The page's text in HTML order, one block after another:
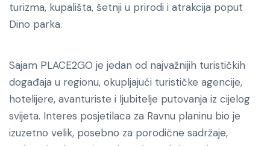
turizma, kupališta, šetnji u prirodi i atrakcija poput
Dino parka.
Sajam PLACE2GO je jedan od najvažnijih turističkih
događaja u regionu, okupljajući turističke agencije,
hotelijere, avanturiste i ljubitelje putovanja iz cijelog
svijeta. Interes posjetilaca za Ravnu planinu bio je
izuzetno velik, posebno za porodične sadržaje,